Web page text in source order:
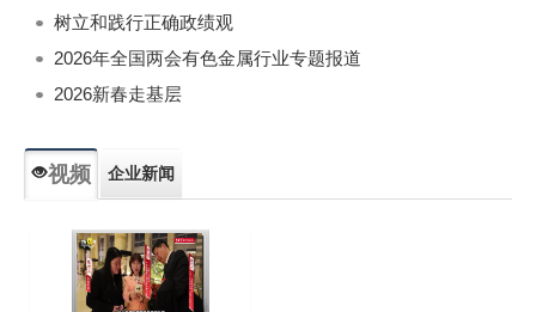
树立和践行正确政绩观
2026年全国两会有色金属行业专题报道
2026新春走基层
视频 企业新闻